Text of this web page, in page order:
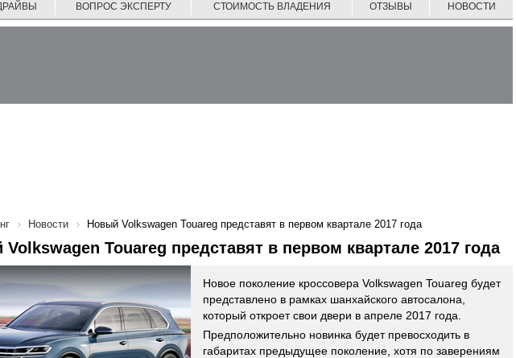
ВОПРОС ЭКСПЕРТУ СТОИМОСТЬ ВЛАДЕНИЯ ОТЗЫВЫ НОВОСТИ
Новости Новый Volkswagen Touareg представят в первом квартале 2017 года
Touareg представят в первом квартале 2017 года
Новое поколение кроссовера Volkswagen Touareg будет
представлено в рамках шанхайского автосалона,
который откроет свои двери в апреле 2017 года.
Предположительно новинка будет превосходить в
габаритах предыдущее поколение, хотя по заверениям